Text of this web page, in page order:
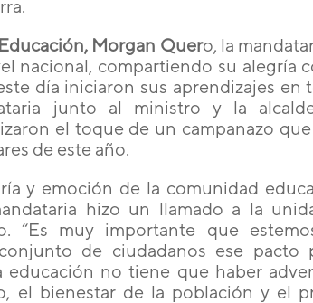
Morgan Quero, la
nacional, compartiendo su alegría
día iniciaron sus aprendizajes en
junto al ministro y la
el toque de un campanazo
de este año.
y emoción de la comunidad
hizo un llamado a la
“Es muy importante que
de ciudadanos ese pacto
educación no tiene que haber
el bienestar de la población y el